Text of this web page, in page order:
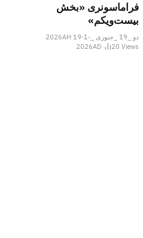
فراماسونری «بخش
بیست‌ویکم»
دو _19 _جنوری _2026AH 19-1-
2026AD
20Views